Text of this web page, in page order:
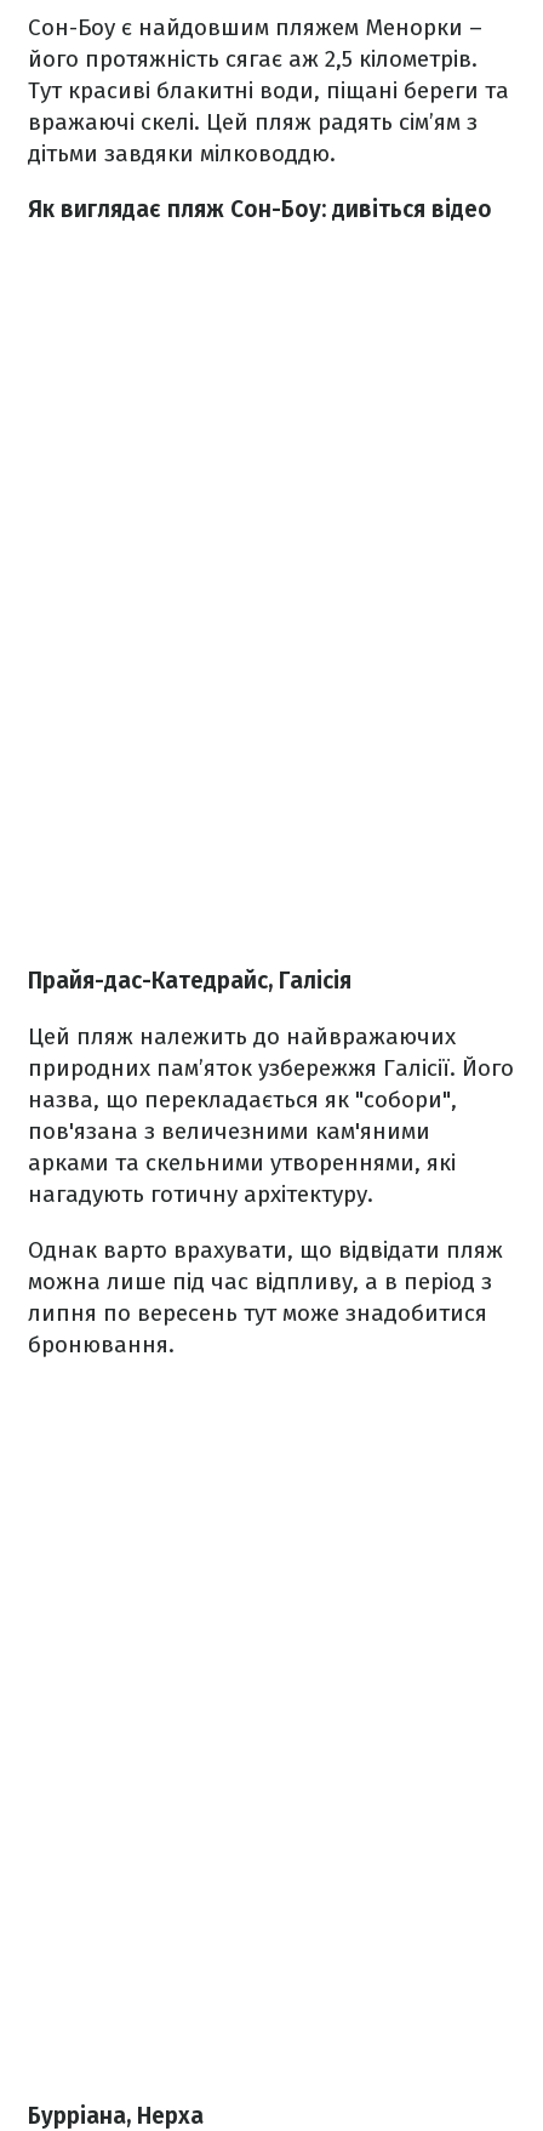
Сон-Боу є найдовшим пляжем Менорки –
його протяжність сягає аж 2,5 кілометрів.
Тут красиві блакитні води, піщані береги та
вражаючі скелі. Цей пляж радять сім’ям з
дітьми завдяки мілководдю.
Як виглядає пляж Сон-Боу: дивіться відео
Прайя-дас-Катедрайс, Галісія
Цей пляж належить до найвражаючих
природних пам’яток узбережжя Галісії. Його
назва, що перекладається як "собори",
пов'язана з величезними кам'яними
арками та скельними утвореннями, які
нагадують готичну архітектуру.
Однак варто врахувати, що відвідати пляж
можна лише під час відпливу, а в період з
липня по вересень тут може знадобитися
бронювання.
Бурріана, Нерха